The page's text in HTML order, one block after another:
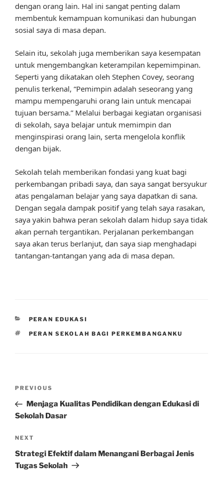
dengan orang lain. Hal ini sangat penting dalam
membentuk kemampuan komunikasi dan hubungan
sosial saya di masa depan.
Selain itu, sekolah juga memberikan saya kesempatan
untuk mengembangkan keterampilan kepemimpinan.
Seperti yang dikatakan oleh Stephen Covey, seorang
penulis terkenal, “Pemimpin adalah seseorang yang
mampu mempengaruhi orang lain untuk mencapai
tujuan bersama.” Melalui berbagai kegiatan organisasi
di sekolah, saya belajar untuk memimpin dan
menginspirasi orang lain, serta mengelola konflik
dengan bijak.
Sekolah telah memberikan fondasi yang kuat bagi
perkembangan pribadi saya, dan saya sangat bersyukur
atas pengalaman belajar yang saya dapatkan di sana.
Dengan segala dampak positif yang telah saya rasakan,
saya yakin bahwa peran sekolah dalam hidup saya tidak
akan pernah tergantikan. Perjalanan perkembangan
saya akan terus berlanjut, dan saya siap menghadapi
tantangan-tantangan yang ada di masa depan.
CATEGORIES
PERAN EDUKASI
TAGS
PERAN SEKOLAH BAGI PERKEMBANGANKU
Previous
Post
PREVIOUS
Menjaga Kualitas Pendidikan dengan Edukasi di
Sekolah Dasar
Next
Post
NEXT
Strategi Efektif dalam Menangani Berbagai Jenis
Tugas Sekolah